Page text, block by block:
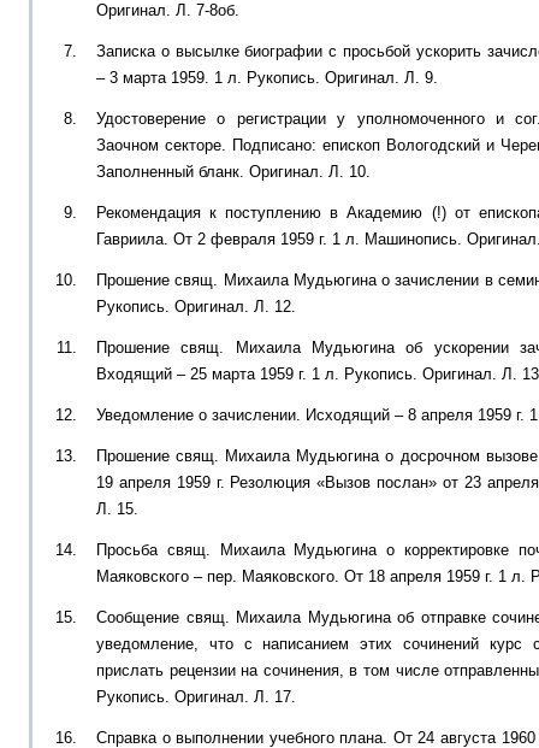
Оригинал. Л. 7-8об.
Записка о высылке биографии с просьбой ускорить
– 3 марта 1959. 1 л. Рукопись. Оригинал. Л. 9.
Удостоверение о регистрации у уполномоченного и
Заочном секторе. Подписано: епископ Вологодский и
Заполненный бланк. Оригинал. Л. 10.
Рекомендация к поступлению в Академию (!) от
Гавриила. От 2 февраля 1959 г. 1 л. Машинопись.
Прошение свящ. Михаила Мудьюгина о зачислении в
Рукопись. Оригинал. Л. 12.
Прошение свящ. Михаила Мудьюгина об ускорении
Входящий – 25 марта 1959 г. 1 л. Рукопись. Оригинал. Л.
Уведомление о зачислении. Исходящий – 8 апреля 1959
Прошение свящ. Михаила Мудьюгина о досрочном
19 апреля 1959 г. Резолюция «Вызов послан» от 23
Л. 15.
Просьба свящ. Михаила Мудьюгина о корректировке
Маяковского – пер. Маяковского. От 18 апреля 1959 г. 1 л.
Сообщение свящ. Михаила Мудьюгина об отправке
уведомление, что с написанием этих сочинений курс
прислать рецензии на сочинения, в том числе
Рукопись. Оригинал. Л. 17.
Справка о выполнении учебного плана. От 24 августа